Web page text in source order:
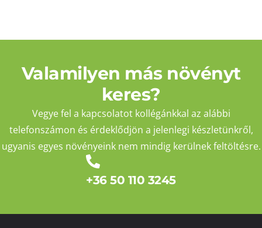
Valamilyen más növényt
keres?
Vegye fel a kapcsolatot kollégánkkal az alábbi
telefonszámon és érdeklődjön a jelenlegi készletünkről,
ugyanis egyes növényeink nem mindig kerülnek feltöltésre.
+36 50 110 3245